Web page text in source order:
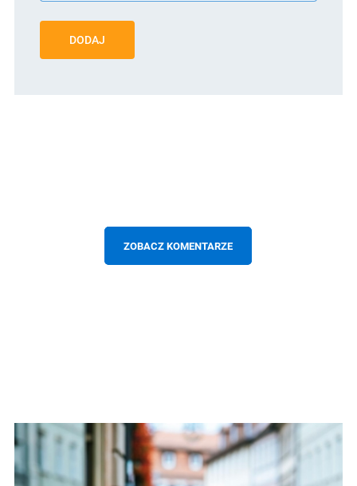
DODAJ
ZOBACZ KOMENTARZE